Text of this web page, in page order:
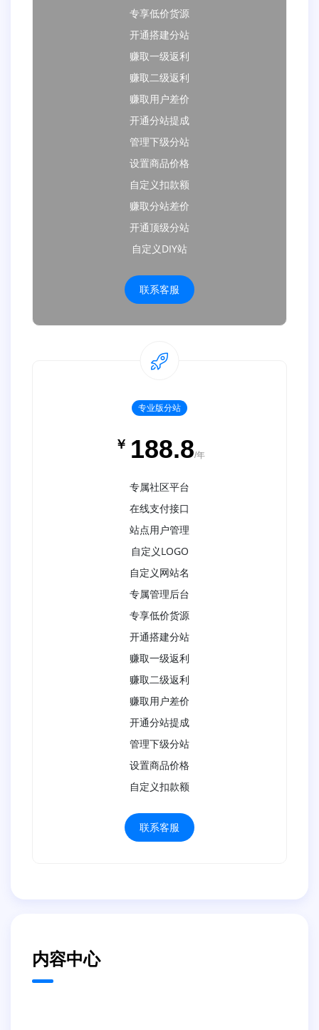
专享低价货源
开通搭建分站
赚取一级返利
赚取二级返利
赚取用户差价
开通分站提成
管理下级分站
设置商品价格
自定义扣款额
赚取分站差价
开通顶级分站
自定义DIY站
联系客服
专业版分站
￥ 188.8/年
专属社区平台
在线支付接口
站点用户管理
自定义LOGO
自定义网站名
专属管理后台
专享低价货源
开通搭建分站
赚取一级返利
赚取二级返利
赚取用户差价
开通分站提成
管理下级分站
设置商品价格
自定义扣款额
联系客服
内容中心